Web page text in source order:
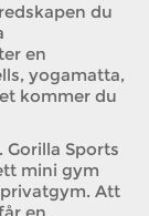
du
en
yogamatta,
kommer du
Sports
mini gym
Att